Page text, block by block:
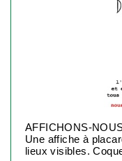
AFFICHONS-
Une affiche à
lieux visibles.